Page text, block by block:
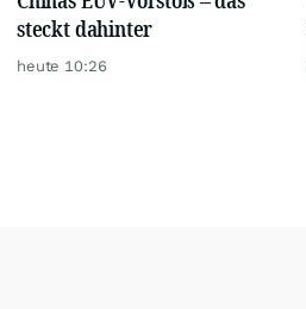
steckt dahinter
heute 10:26